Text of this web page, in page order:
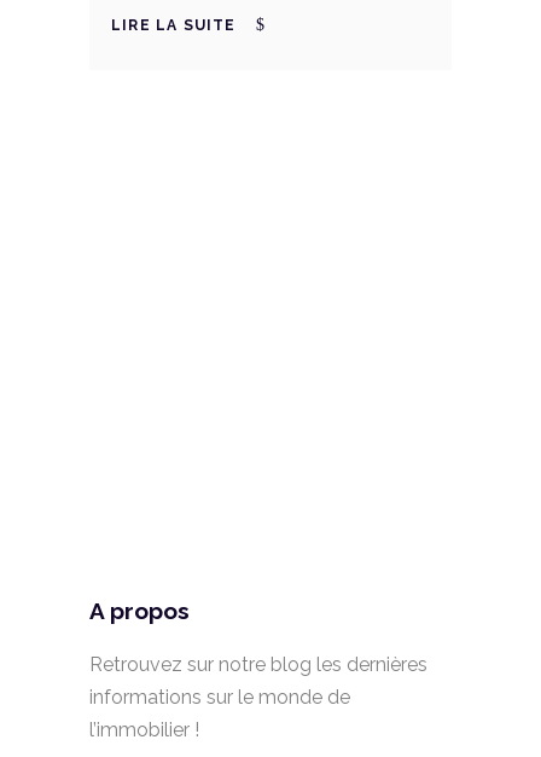
LIRE LA SUITE
A propos
Retrouvez sur notre blog les dernières
informations sur le monde de
l’immobilier !